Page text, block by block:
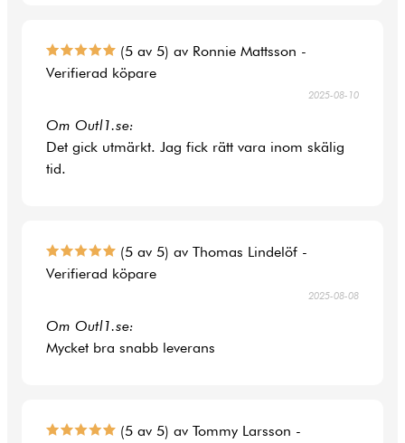
(5 av 5) av Ronnie Mattsson -
Verifierad köpare
2025-08-10
Om Outl1.se:
Det gick utmärkt. Jag fick rätt vara inom skälig
tid.
(5 av 5) av Thomas Lindelöf -
Verifierad köpare
2025-08-08
Om Outl1.se:
Mycket bra snabb leverans
(5 av 5) av Tommy Larsson -